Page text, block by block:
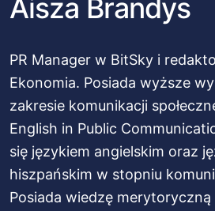
Aisza Brandys
PR Manager w BitSky i
Ekonomia. Posiada wyższe
zakresie komunikacji
English in Public
się językiem angielskim oraz
hiszpańskim w stopniu
Posiada wiedzę merytoryczną